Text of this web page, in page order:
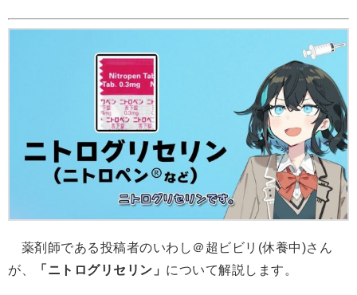
薬剤師である投稿者のいわし＠超ビビリ(休養中)さん
が、
「ニトログリセリン」 について解説します。